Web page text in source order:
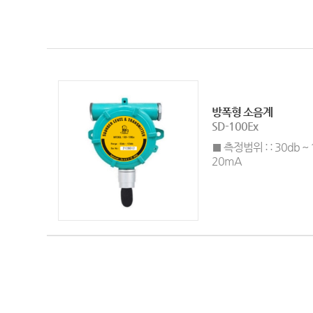
방폭형 소음계
SD-100Ex
■ 측정범위 : : 30db
20mA